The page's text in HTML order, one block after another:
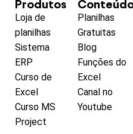
Produtos
Loja de
planilhas
Sistema
ERP
Curso de
Excel
Curso MS
Project
Planilhas
Gratuitas
Blog
Funções do
Excel
Canal no
Youtube